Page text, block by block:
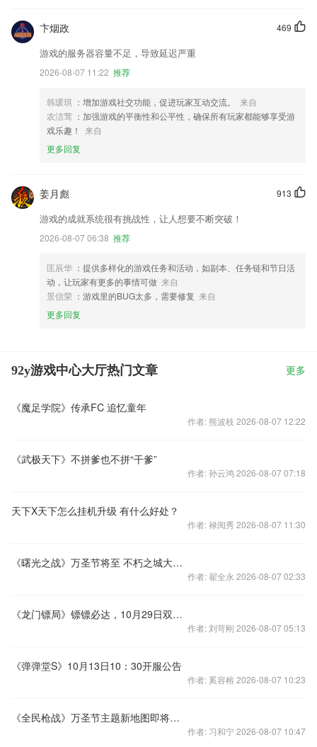
469
卞烟政
游戏的服务器容量不足，导致延迟严重
2026-08-07 11:22 推荐
韩瑗琪 ：增加游戏社交功能，促进玩家互动交流。
来自
农洁莺 ：加强游戏的平衡性和公平性，确保所有玩家都能够享受游
戏乐趣！
来自
更多回复
913
姜月彪
游戏的成就系统很有挑战性，让人想要不断突破！
2026-08-07 06:38 推荐
匡辰华 ：提供多样化的游戏任务和活动，如副本、任务链和节日活
动，让玩家有更多的事情可做 来自
景信荣 ：游戏里的BUG太多，需要修复 来自
更多回复
92y游戏中心大厅热门文章 更多
《魔足学院》传承FC 追忆童年
作者: 熊波枝 2026-08-07 12:22
《武极天下》不拼爹也不拼“干爹”
作者: 孙云鸿 2026-08-07 07:18
天下X天下怎么挂机升级 有什么好处？
作者: 禄阅秀 2026-08-07 11:30
《曙光之战》万圣节将至 不朽之城大变身
作者: 翟全永 2026-08-07 02:33
《龙门镖局》镖镖必达，10月29日双端上线！
作者: 刘苛刚 2026-08-07 05:13
《弹弹堂S》10月13日10：30开服公告
作者: 奚容榕 2026-08-07 10:23
《全民枪战》万圣节主题新地图即将上线！
作者: 习和宁 2026-08-07 10:47